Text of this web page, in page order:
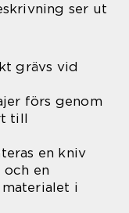
ser ut
grävs vid
förs genom
till
en kniv
en
i